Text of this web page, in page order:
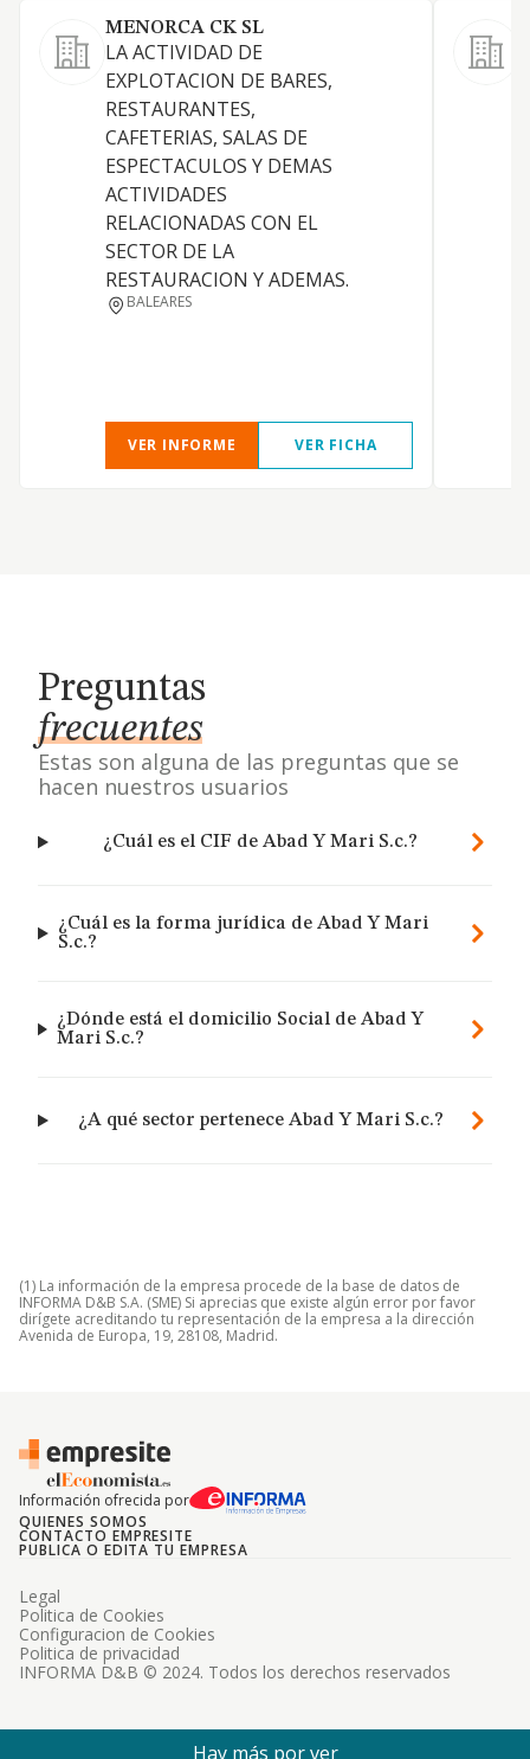
MENORCA CK SL
LA ACTIVIDAD DE
EXPLOTACION DE BARES,
RESTAURANTES,
CAFETERIAS, SALAS DE
ESPECTACULOS Y DEMAS
ACTIVIDADES
RELACIONADAS CON EL
SECTOR DE LA
RESTAURACION Y ADEMAS.
BALEARES
VER INFORME VER FICHA
Preguntas
frecuentes
Estas son alguna de las preguntas que se
hacen nuestros usuarios
¿Cuál es el CIF de Abad Y Mari S.c.?
¿Cuál es la forma jurídica de Abad Y Mari
S.c.?
¿Dónde está el domicilio Social de Abad Y
Mari S.c.?
¿A qué sector pertenece Abad Y Mari S.c.?
(1) La información de la empresa procede de la base de datos de
INFORMA D&B S.A. (SME) Si aprecias que existe algún error por favor
dirígete acreditando tu representación de la empresa a la dirección
Avenida de Europa, 19, 28108, Madrid.
Información ofrecida por
QUIENES SOMOS
CONTACTO EMPRESITE
PUBLICA O EDITA TU EMPRESA
INFORMA D&B © 2024. Todos los derechos reservados
Legal
Politica de Cookies
Configuracion de Cookies
Politica de privacidad
Hay más por ver